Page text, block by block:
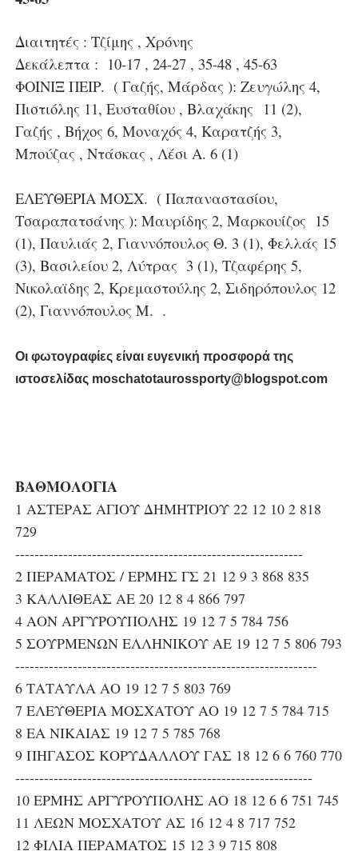
Διαιτητές : Τζίμης , Χρόνης
Δεκάλεπτα : 10-17 , 24-27 , 35-48 , 45-63
ΦΟΙΝΙΞ ΠΕΙΡ. ( Γαζής, Μάρδας ): Ζευγώλης 4,
Πιστιόλης 11, Ευσταθίου , Βλαχάκης 11 (2),
Γαζής , Βήχος 6, Μοναχός 4, Καρατζής 3,
Μπούζας , Ντάσκας , Λέσι Α. 6 (1)
ΕΛΕΥΘΕΡΙΑ ΜΟΣΧ. ( Παπαναστασίου,
Τσαραπατσάνης ): Μαυρίδης 2, Μαρκουίζος 15
(1), Παυλιάς 2, Γιαννόπουλος Θ. 3 (1), Φελλάς 15
(3), Βασιλείου 2, Λύτρας 3 (1), Τζαφέρης 5,
Νικολαϊδης 2, Κρεμαστούλης 2, Σιδηρόπουλος 12
(2), Γιαννόπουλος Μ. .
Οι φωτογραφίες είναι ευγενική προσφορά της
ιστοσελίδας moschatotaurossporty@blogspot.com
ΒΑΘΜΟΛΟΓΙΑ
1 ΑΣΤΕΡΑΣ ΑΓΙΟΥ ΔΗΜΗΤΡΙΟΥ 22 12 10 2 818
729
------------------------------------------------------------
2 ΠΕΡΑΜΑΤΟΣ / ΕΡΜΗΣ ΓΣ 21 12 9 3 868 835
3 ΚΑΛΛΙΘΕΑΣ ΑΕ 20 12 8 4 866 797
4 ΑΟΝ ΑΡΓΥΡΟΥΠΟΛΗΣ 19 12 7 5 784 756
5 ΣΟΥΡΜΕΝΩΝ ΕΛΛΗΝΙΚΟΥ ΑΕ 19 12 7 5 806 793
---------------------------------------------------------------
6 ΤΑΤΑΥΛΑ ΑΟ 19 12 7 5 803 769
7 ΕΛΕΥΘΕΡΙΑ ΜΟΣΧΑΤΟΥ ΑΟ 19 12 7 5 784 715
8 ΕΑ ΝΙΚΑΙΑΣ 19 12 7 5 785 768
9 ΠΗΓΑΣΟΣ ΚΟΡΥΔΑΛΛΟΥ ΓΑΣ 18 12 6 6 760 770
--------------------------------------------------------------
10 ΕΡΜΗΣ ΑΡΓΥΡΟΥΠΟΛΗΣ ΑΟ 18 12 6 6 751 745
11 ΛΕΩΝ ΜΟΣΧΑΤΟΥ ΑΣ 16 12 4 8 717 752
12 ΦΙΛΙΑ ΠΕΡΑΜΑΤΟΣ 15 12 3 9 715 808